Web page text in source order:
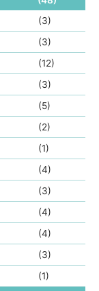
(3)
(3)
(12)
(3)
(5)
(2)
(1)
(4)
(3)
(4)
(4)
(3)
(1)